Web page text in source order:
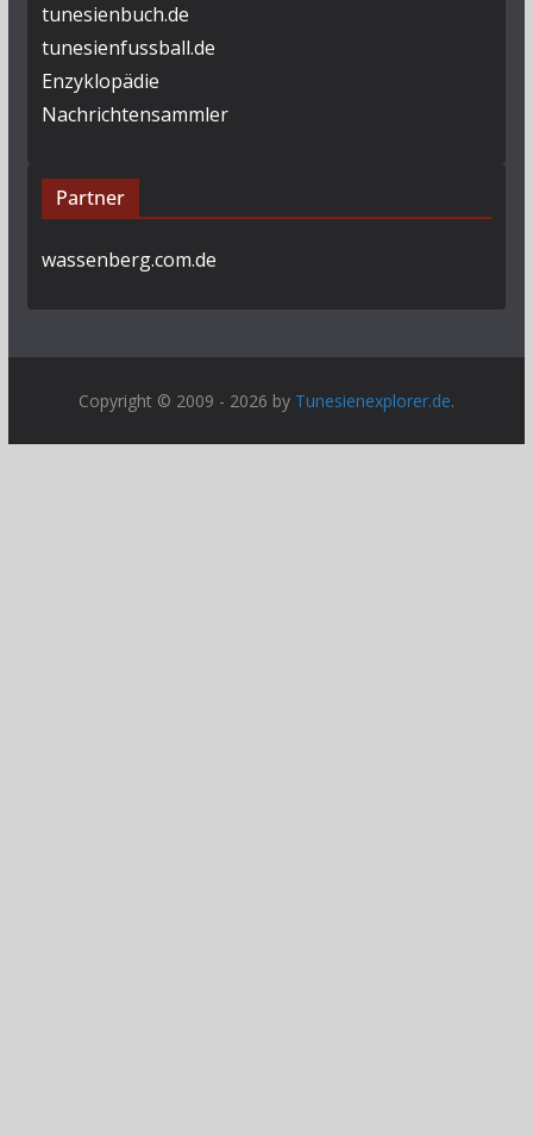
tunesienbuch.de
tunesienfussball.de
Enzyklopädie
Nachrichtensammler
Partner
wassenberg.com.de
Copyright © 2009 - 2026 by Tunesienexplorer.de.